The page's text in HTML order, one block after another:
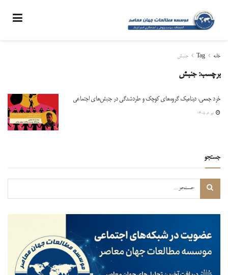
خانه Tag جنبش
برچسب:جنبش
خرد جمعی، دینامیک گروه‌های کوچک و طردشدگی در جنبش‌های اجتماعی
تیر ۸, ۱۴۰۵
جستجو